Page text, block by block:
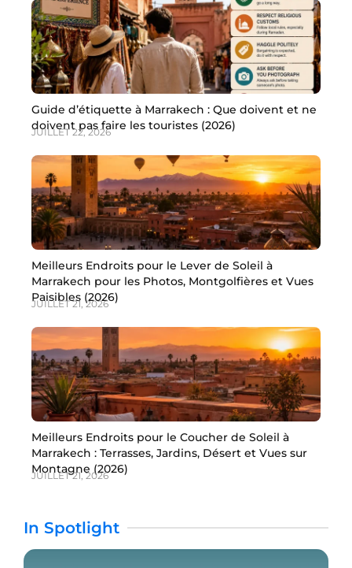
Guide d’étiquette à Marrakech : Que doivent et ne
doivent pas faire les touristes (2026)
JUILLET 22, 2026
Meilleurs Endroits pour le Lever de Soleil à
Marrakech pour les Photos, Montgolfières et Vues
Paisibles (2026)
JUILLET 21, 2026
Meilleurs Endroits pour le Coucher de Soleil à
Marrakech : Terrasses, Jardins, Désert et Vues sur
Montagne (2026)
JUILLET 21, 2026
In Spotlight